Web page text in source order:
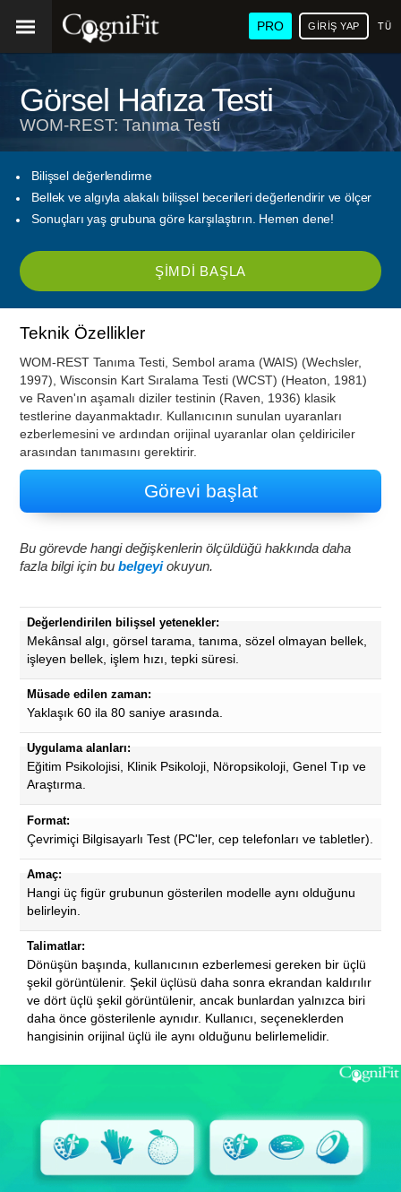
PRO GIRIŞ YAP
Görsel Hafıza Testi
WOM-REST: Tanıma Testi
Bilişsel değerlendirme
Bellek ve algıyla alakalı bilişsel becerileri değerlendirir ve ölçer
Sonuçları yaş grubuna göre karşılaştırın. Hemen dene!
ŞIMDI BAŞLA
Teknik Özellikler
WOM-REST Tanıma Testi, Sembol arama (WAIS) (Wechsler,
1997), Wisconsin Kart Sıralama Testi (WCST) (Heaton, 1981)
ve Raven'ın aşamalı diziler testinin (Raven, 1936) klasik
testlerine dayanmaktadır. Kullanıcının sunulan uyaranları
ezberlemesini ve ardından orijinal uyaranlar olan çeldiriciler
arasından tanımasını gerektirir.
Görevi başlat
Bu görevde hangi değişkenlerin ölçüldüğü hakkında daha
fazla bilgi için bubelgeyiokuyun.
Değerlendirilen bilişsel yetenekler:
Mekânsal algı, görsel tarama, tanıma, sözel olmayan bellek,
işleyen bellek, işlem hızı, tepki süresi.
Müsade edilen zaman:
Yaklaşık 60 ila 80 saniye arasında.
Uygulama alanları:
Eğitim Psikolojisi, Klinik Psikoloji, Nöropsikoloji, Genel Tıp ve
Araştırma.
Format:
Çevrimiçi Bilgisayarlı Test (PC'ler, cep telefonları ve tabletler).
Amaç:
Hangi üç figür grubunun gösterilen modelle aynı olduğunu
belirleyin.
Talimatlar:
Dönüşün başında, kullanıcının ezberlemesi gereken bir üçlü
şekil görüntülenir. Şekil üçlüsü daha sonra ekrandan kaldırılır
ve dört üçlü şekil görüntülenir, ancak bunlardan yalnızca biri
daha önce gösterilenle aynıdır. Kullanıcı, seçeneklerden
hangisinin orijinal üçlü ile aynı olduğunu belirlemelidir.